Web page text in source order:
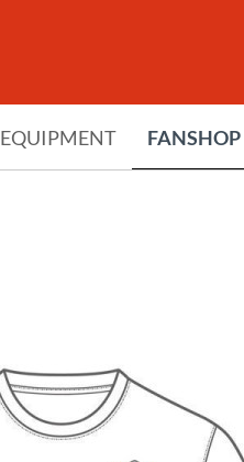
EQUIPMENT FANSHOP